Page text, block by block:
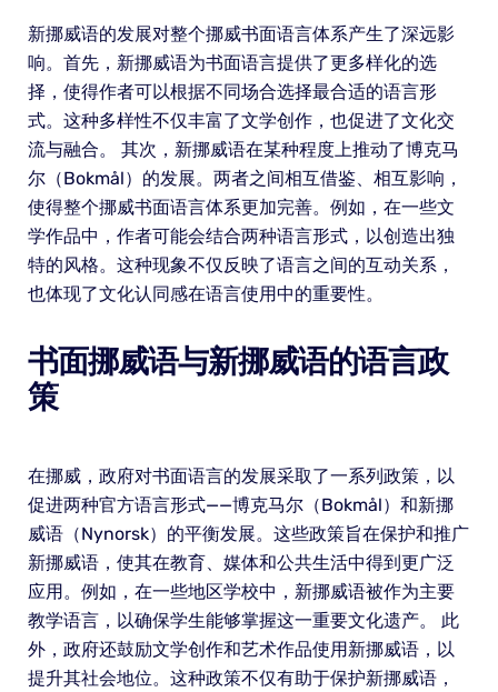
新挪威语的发展对整个挪威书面语言体系产生了深远影
响。首先，新挪威语为书面语言提供了更多样化的选
择，使得作者可以根据不同场合选择最合适的语言形
式。这种多样性不仅丰富了文学创作，也促进了文化交
流与融合。 其次，新挪威语在某种程度上推动了博克马
尔（Bokmål）的发展。两者之间相互借鉴、相互影响，
使得整个挪威书面语言体系更加完善。例如，在一些文
学作品中，作者可能会结合两种语言形式，以创造出独
特的风格。这种现象不仅反映了语言之间的互动关系，
也体现了文化认同感在语言使用中的重要性。
书面挪威语与新挪威语的语言政
策
在挪威，政府对书面语言的发展采取了一系列政策，以
促进两种官方语言形式——博克马尔（Bokmål）和新挪
威语（Nynorsk）的平衡发展。这些政策旨在保护和推广
新挪威语，使其在教育、媒体和公共生活中得到更广泛
应用。例如，在一些地区学校中，新挪威语被作为主要
教学语言，以确保学生能够掌握这一重要文化遗产。 此
外，政府还鼓励文学创作和艺术作品使用新挪威语，以
提升其社会地位。这种政策不仅有助于保护新挪威语，